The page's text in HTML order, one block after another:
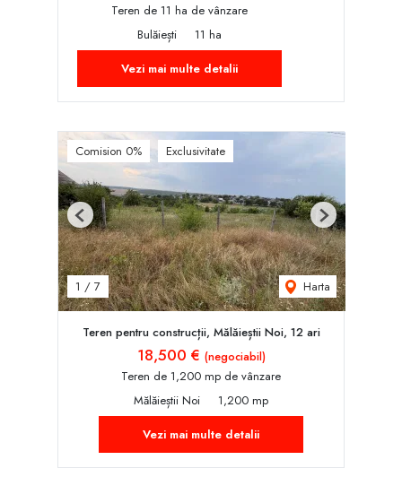
Teren de 11 ha de vânzare
Bulăiești
11 ha
Vezi mai multe detalii
Comision 0% Exclusivitate
1 / 7 Harta
Previous Next
Teren pentru construcții, Mălăieștii Noi, 12 ari
18,500 € (negociabil)
Teren de 1,200 mp de vânzare
Mălăieștii Noi
1,200 mp
Vezi mai multe detalii